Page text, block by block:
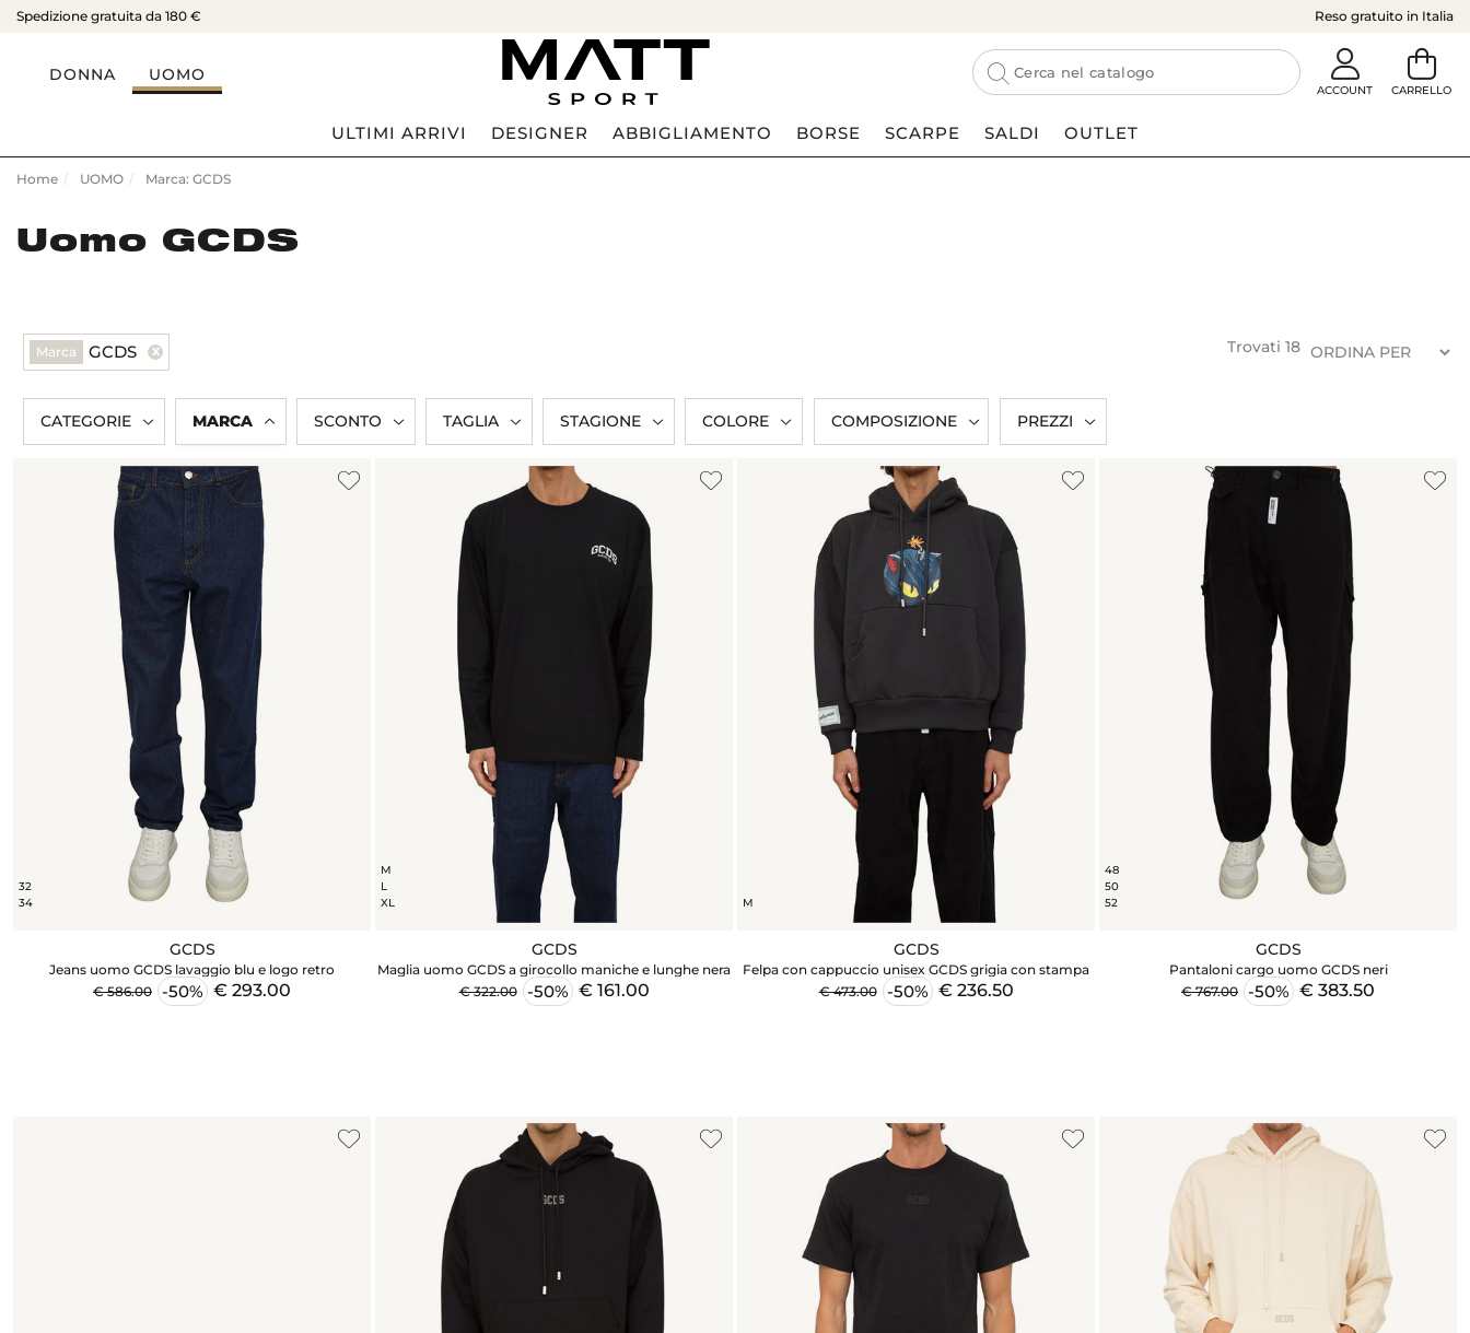
Spedizione gratuita da 180 € Reso gratuito in Italia
DONNA UOMO
ULTIMI ARRIVI DESIGNER ABBIGLIAMENTO BORSE SCARPE SALDI OUTLET
Home UOMO Marca: GCDS
Uomo GCDS
Trovati 18
Marca GCDS
CATEGORIE MARCA SCONTO TAGLIA STAGIONE COLORE COMPOSIZIONE PREZZI
32
34
GCDS
Jeans uomo GCDS lavaggio blu e logo retro
€ 586.00 -50% € 293.00
M
L
XL
GCDS
Maglia uomo GCDS a girocollo maniche e lunghe nera
€ 322.00
-50% € 161.00
M
GCDS
Felpa con cappuccio unisex GCDS grigia con stampa
€ 473.00
-50% € 236.50
48
50
52
GCDS
Pantaloni cargo uomo GCDS neri
€ 767.00 -50% € 383.50